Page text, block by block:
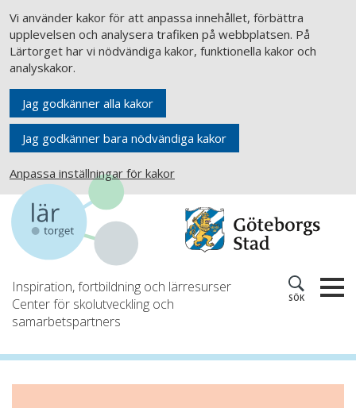
Vi använder kakor för att anpassa innehållet, förbättra
upplevelsen och analysera trafiken på webbplatsen. På
Lärtorget har vi nödvändiga kakor, funktionella kakor och
analyskakor.
Jag godkänner alla kakor
Jag godkänner bara nödvändiga kakor
Anpassa inställningar för kakor
Inspiration, fortbildning och lärresurser
Center för skolutveckling och
samarbetspartners
SÖK